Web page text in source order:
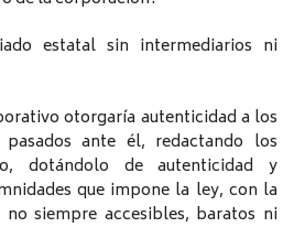
estatal sin intermediarios ni
otorgaría autenticidad a los
ante él, redactando los
dotándolo de autenticidad y
que impone la ley, con la
siempre accesibles, baratos ni